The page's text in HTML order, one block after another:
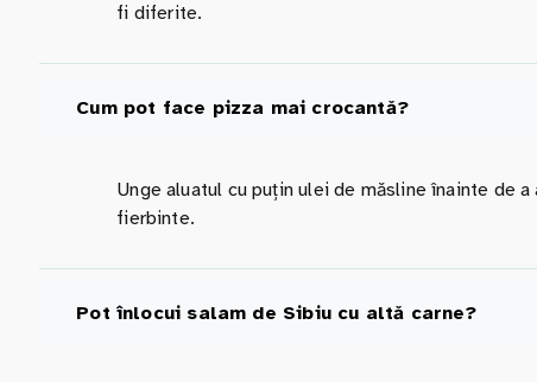
fi diferite.
Cum pot face pizza mai crocantă?
Unge aluatul cu puțin ulei de măsline înainte de
fierbinte.
Pot înlocui salam de Sibiu cu altă carne?